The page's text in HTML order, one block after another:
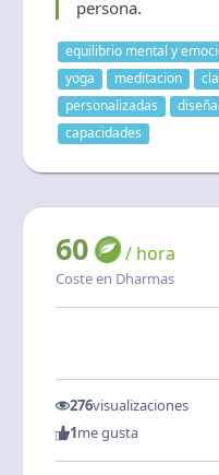
persona.
equilibrio mental y
yoga
meditacion
personalizadas
capacidades
60 / hora
Coste en Dharmas
276visualizaciones
1me gusta